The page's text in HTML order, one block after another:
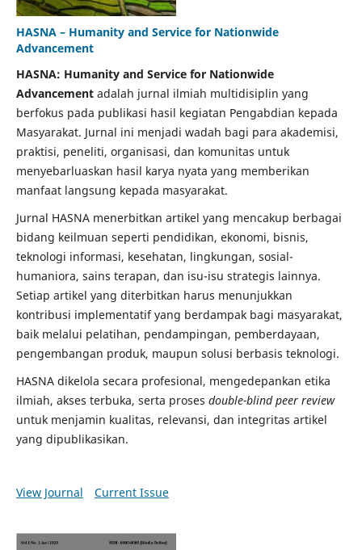
HASNA – Humanity and Service for Nationwide
Advancement
HASNA: Humanity and Service for Nationwide
Advancementadalah jurnal ilmiah multidisiplin yang
berfokus pada publikasi hasil kegiatan Pengabdian kepada
Masyarakat. Jurnal ini menjadi wadah bagi para akademisi,
praktisi, peneliti, organisasi, dan komunitas untuk
menyebarluaskan hasil karya nyata yang memberikan
manfaat langsung kepada masyarakat.
Jurnal HASNA menerbitkan artikel yang mencakup berbagai
bidang keilmuan seperti pendidikan, ekonomi, bisnis,
teknologi informasi, kesehatan, lingkungan, sosial-
humaniora, sains terapan, dan isu-isu strategis lainnya.
Setiap artikel yang diterbitkan harus menunjukkan
kontribusi implementatif yang berdampak bagi masyarakat,
baik melalui pelatihan, pendampingan, pemberdayaan,
pengembangan produk, maupun solusi berbasis teknologi.
HASNA dikelola secara profesional, mengedepankan etika
ilmiah, akses terbuka, serta proses double-blind peer review
untuk menjamin kualitas, relevansi, dan integritas artikel
yang dipublikasikan.
View Journal Current Issue